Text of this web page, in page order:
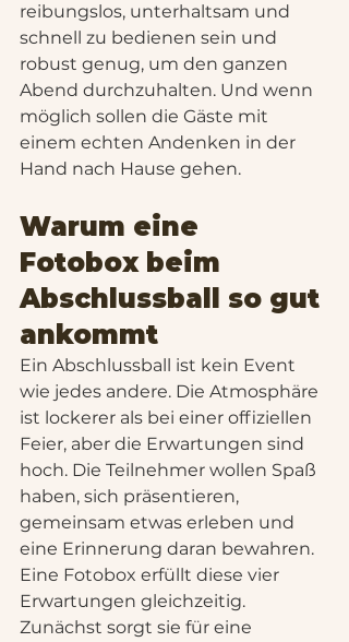
reibungslos, unterhaltsam und
schnell zu bedienen sein und
robust genug, um den ganzen
Abend durchzuhalten. Und wenn
möglich sollen die Gäste mit
einem echten Andenken in der
Hand nach Hause gehen.
Warum eine
Fotobox beim
Abschlussball so gut
ankommt
Ein Abschlussball ist kein Event
wie jedes andere. Die Atmosphäre
ist lockerer als bei einer offiziellen
Feier, aber die Erwartungen sind
hoch. Die Teilnehmer wollen Spaß
haben, sich präsentieren,
gemeinsam etwas erleben und
eine Erinnerung daran bewahren.
Eine Fotobox erfüllt diese vier
Erwartungen gleichzeitig.
Zunächst sorgt sie für eine